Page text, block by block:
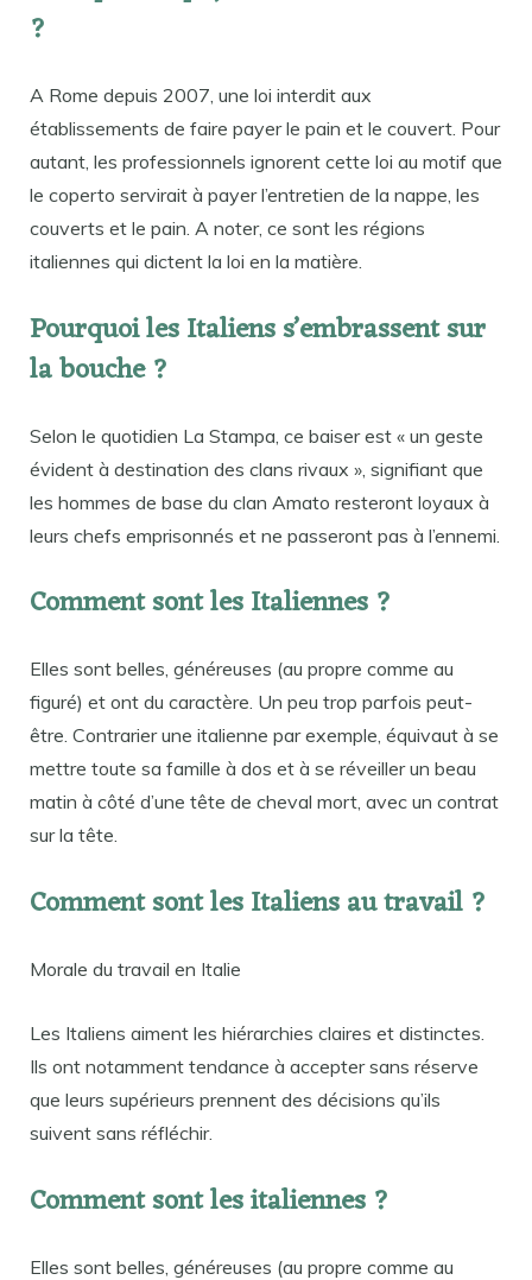
?
A Rome depuis 2007, une loi interdit aux
établissements de faire payer le pain et le couvert. Pour
autant, les professionnels ignorent cette loi au motif que
le coperto servirait à payer l’entretien de la nappe, les
couverts et le pain. A noter, ce sont les régions
italiennes qui dictent la loi en la matière.
Pourquoi les Italiens s’embrassent sur
la bouche ?
Selon le quotidien La Stampa, ce baiser est « un geste
évident à destination des clans rivaux », signifiant que
les hommes de base du clan Amato resteront loyaux à
leurs chefs emprisonnés et ne passeront pas à l’ennemi.
Comment sont les Italiennes ?
Elles sont belles, généreuses (au propre comme au
figuré) et ont du caractère. Un peu trop parfois peut-
être. Contrarier une italienne par exemple, équivaut à se
mettre toute sa famille à dos et à se réveiller un beau
matin à côté d’une tête de cheval mort, avec un contrat
sur la tête.
Comment sont les Italiens au travail ?
Morale du travail en Italie
Les Italiens aiment les hiérarchies claires et distinctes.
Ils ont notamment tendance à accepter sans réserve
que leurs supérieurs prennent des décisions qu’ils
suivent sans réfléchir.
Comment sont les italiennes ?
Elles sont belles, généreuses (au propre comme au